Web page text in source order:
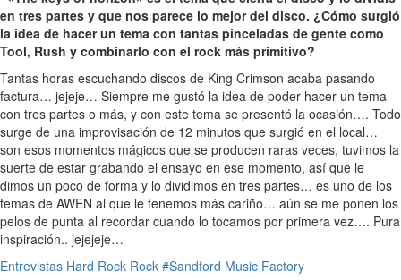
en tres partes y que nos parece lo mejor del disco. ¿Cómo surgió
la idea de hacer un tema con tantas pinceladas de gente como
Tool, Rush y combinarlo con el rock más primitivo?
Tantas horas escuchando discos de King Crimson acaba pasando
factura… jejeje… Siempre me gustó la idea de poder hacer un tema
con tres partes o más, y con este tema se presentó la ocasión…. Todo
surge de una improvisación de 12 minutos que surgió en el local…
son esos momentos mágicos que se producen raras veces, tuvimos la
suerte de estar grabando el ensayo en ese momento, así que le
dimos un poco de forma y lo dividimos en tres partes… es uno de los
temas de AWEN al que le tenemos más cariño… aún se me ponen los
pelos de punta al recordar cuando lo tocamos por primera vez…. Pura
inspiración.. jejejeje…
Entrevistas Hard Rock Rock #Sandford Music Factory